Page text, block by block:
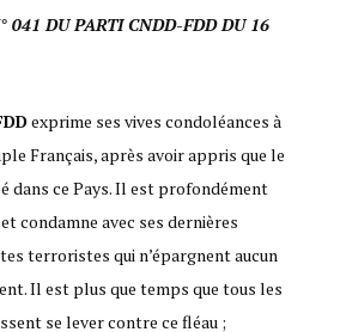
041 DU PARTI CNDD-FDD DU 16
exprime ses vives condoléances à
Français, après avoir appris que le
dans ce Pays. Il est profondément
condamne avec ses dernières
terroristes qui n’épargnent aucun
Il est plus que temps que tous les
se lever contre ce fléau ;